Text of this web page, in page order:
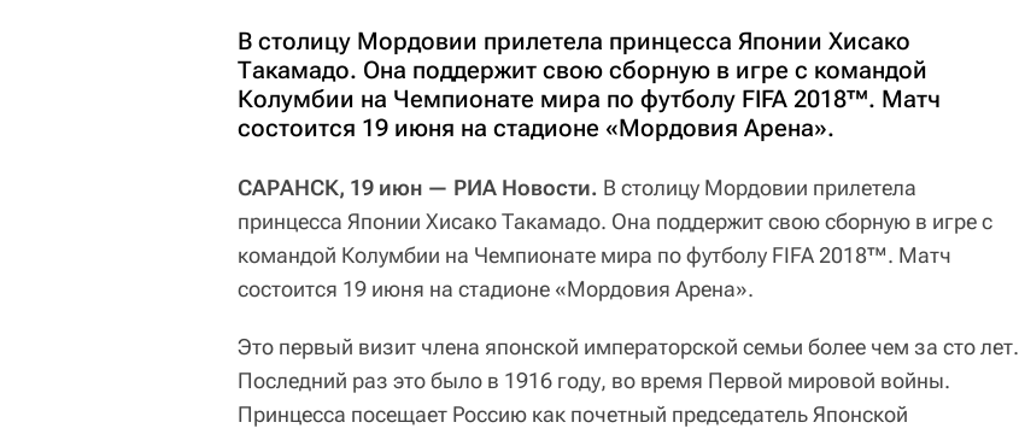
В столицу Мордовии прилетела принцесса Японии Хисако
Такамадо. Она поддержит свою сборную в игре с командой
Колумбии на Чемпионате мира по футболу FIFA 2018™. Матч
состоится 19 июня на стадионе «Мордовия Арена».
САРАНСК, 19 июн — РИА Новости. В столицу Мордовии прилетела
принцесса Японии Хисако Такамадо. Она поддержит свою сборную в игре с
командой Колумбии на Чемпионате мира по футболу FIFA 2018™. Матч
состоится 19 июня на стадионе «Мордовия Арена».
Это первый визит члена японской императорской семьи более чем за сто лет.
Последний раз это было в 1916 году, во время Первой мировой войны.
Принцесса посещает Россию как почетный председатель Японской